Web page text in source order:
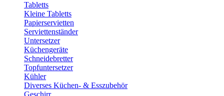
Tabletts
Kleine Tabletts
Papierservietten
Serviettenständer
Untersetzer
Küchengeräte
Schneidebretter
Topfuntersetzer
Kühler
Diverses Küchen- & Esszubehör
Geschirr